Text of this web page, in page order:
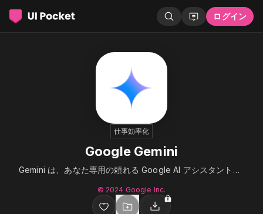
ログイン
仕事効率化
Google Gemini
Gemini は、あなた専用の頼れる Google AI アシスタントです。
© 2024 Google Inc.